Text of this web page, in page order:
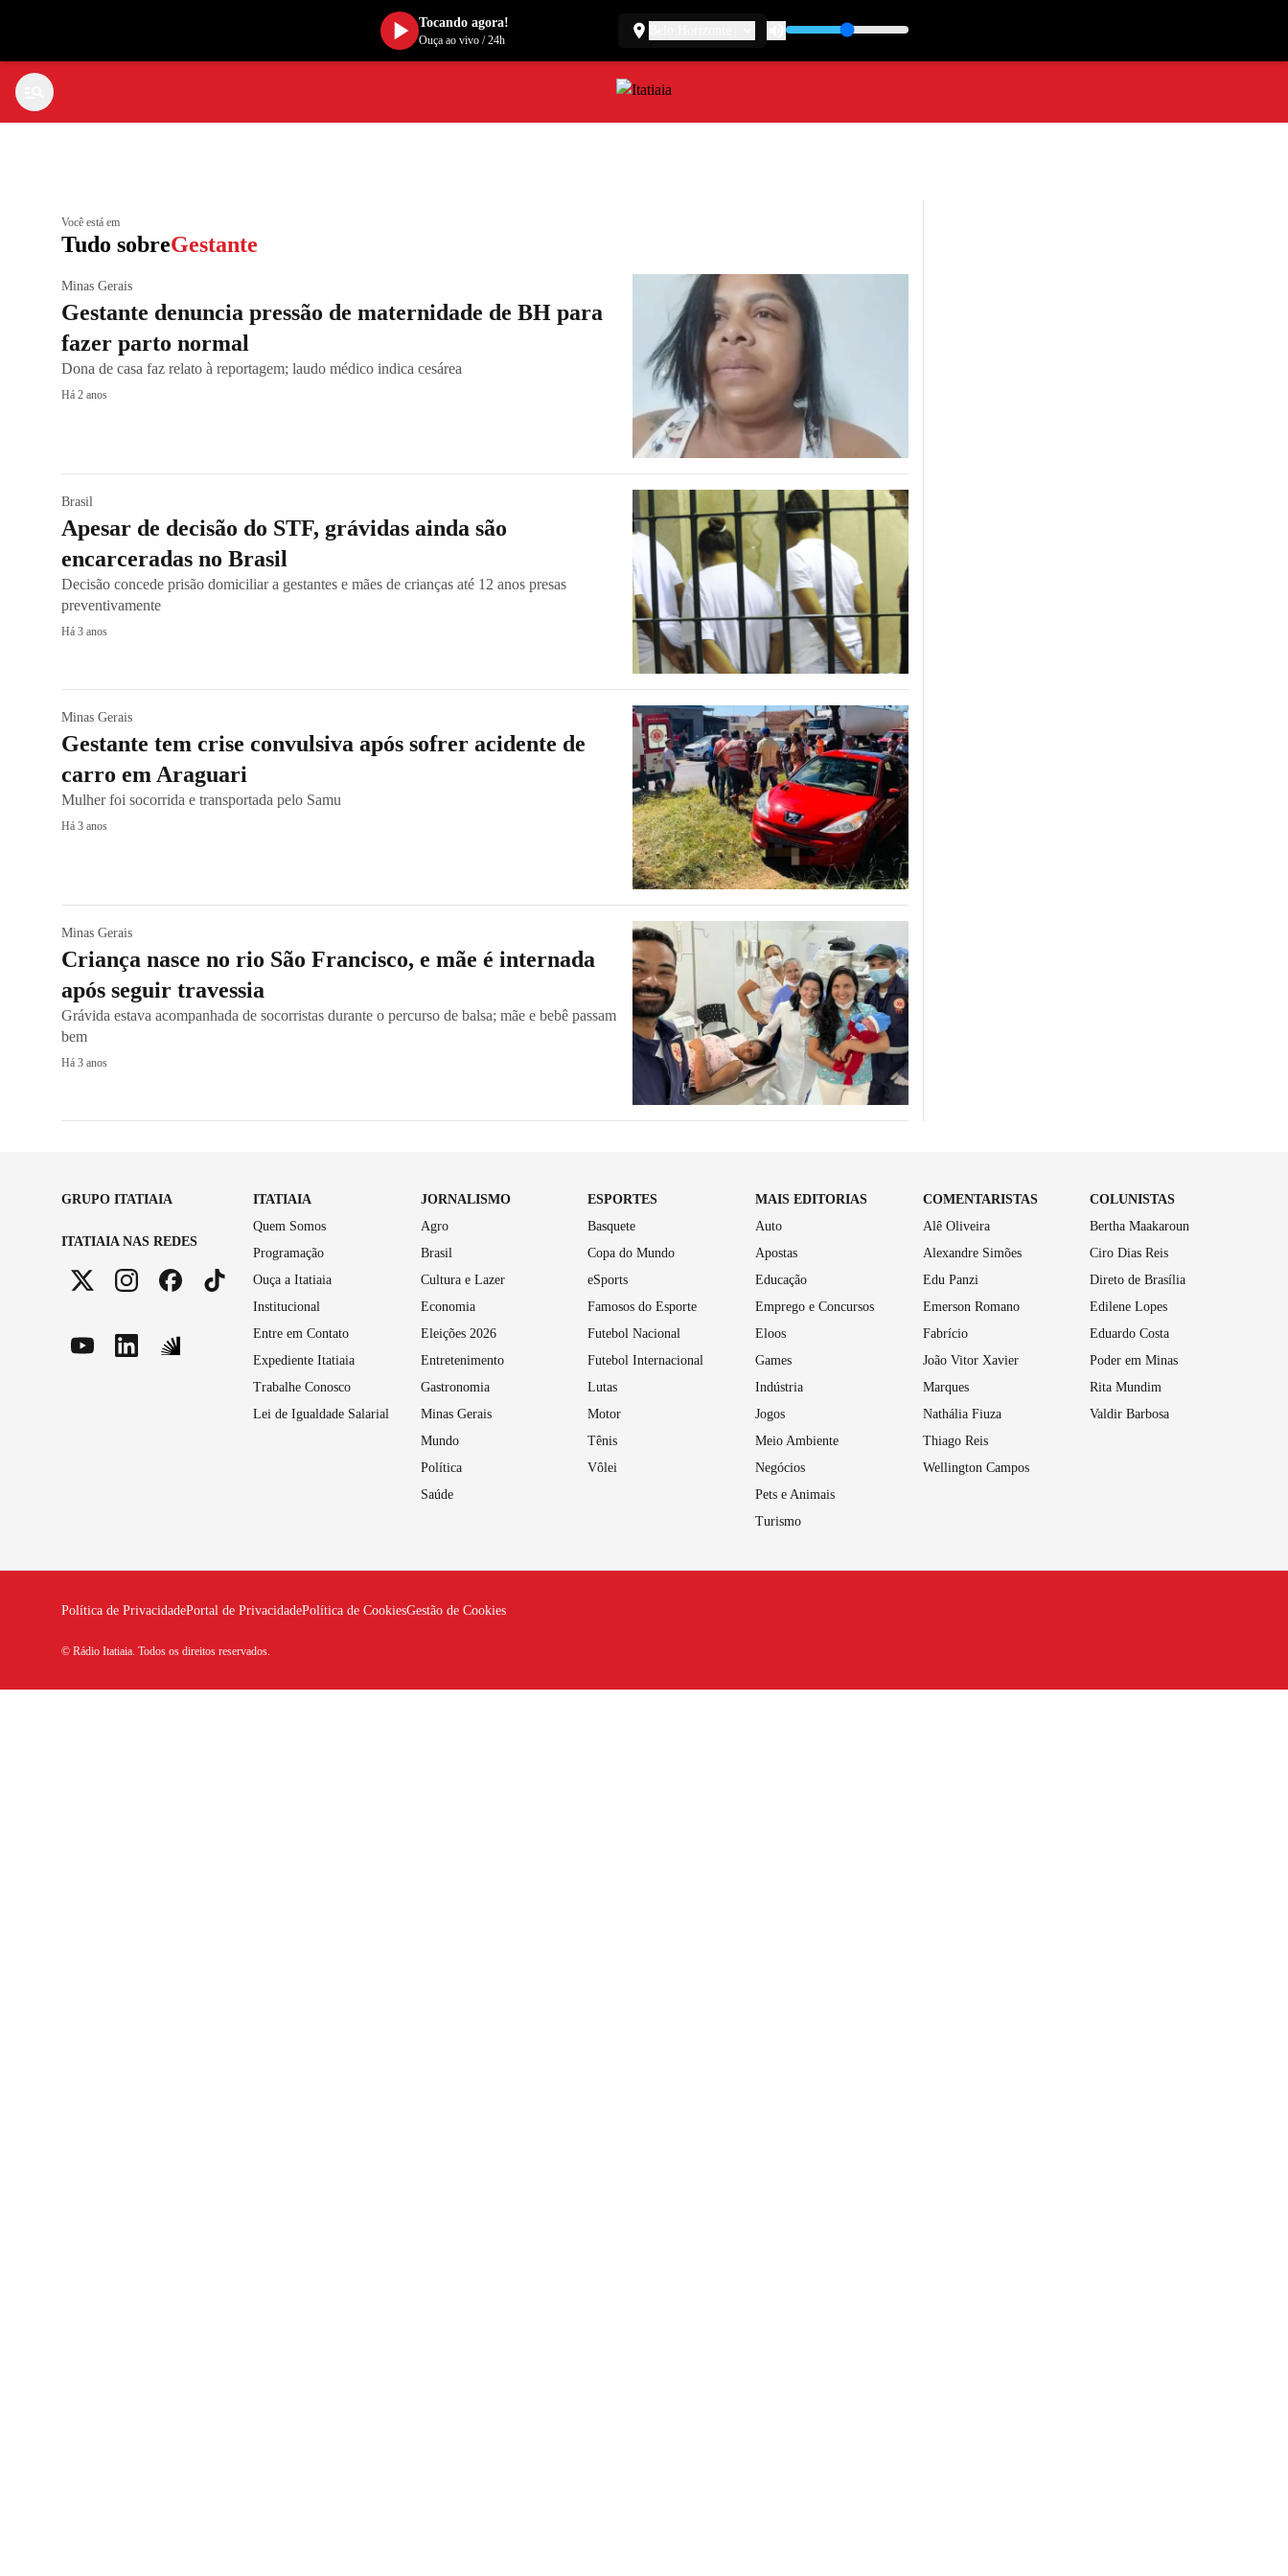
Você está em
Tudo sobreGestante
Minas Gerais
Gestante denuncia pressão de maternidade de BH para
fazer parto normal
Dona de casa faz relato à reportagem; laudo médico indica cesárea
Há 2 anos
Brasil
Apesar de decisão do STF, grávidas ainda são
encarceradas no Brasil
Decisão concede prisão domiciliar a gestantes e mães de crianças até 12 anos presas
preventivamente
Há 3 anos
Minas Gerais
Gestante tem crise convulsiva após sofrer acidente de
carro em Araguari
Mulher foi socorrida e transportada pelo Samu
Há 3 anos
Minas Gerais
Criança nasce no rio São Francisco, e mãe é internada
após seguir travessia
Grávida estava acompanhada de socorristas durante o percurso de balsa; mãe e bebê passam
bem
Há 3 anos
GRUPO ITATIAIA
ITATIAIA NAS REDES
ITATIAIA
Quem Somos
Programação
Ouça a Itatiaia
Institucional
Entre em Contato
Expediente Itatiaia
Trabalhe Conosco
Lei de Igualdade Salarial
JORNALISMO
Agro
Brasil
Cultura e Lazer
Economia
Eleições 2026
Entretenimento
Gastronomia
Minas Gerais
Mundo
Política
Saúde
ESPORTES
Basquete
Copa do Mundo
eSports
Famosos do Esporte
Futebol Nacional
Futebol Internacional
Lutas
Motor
Tênis
Vôlei
MAIS EDITORIAS
Auto
Apostas
Educação
Emprego e Concursos
Eloos
Games
Indústria
Jogos
Meio Ambiente
Negócios
Pets e Animais
Turismo
COMENTARISTAS
Alê Oliveira
Alexandre Simões
Edu Panzi
Emerson Romano
Fabrício
João Vitor Xavier
Marques
Nathália Fiuza
Thiago Reis
Wellington Campos
COLUNISTAS
Bertha Maakaroun
Ciro Dias Reis
Direto de Brasília
Edilene Lopes
Eduardo Costa
Poder em Minas
Rita Mundim
Valdir Barbosa
Política de PrivacidadePortal de PrivacidadePolítica de CookiesGestão de Cookies
© Rádio Itatiaia. Todos os direitos reservados.
Tocando agora!
Ouça ao vivo/24h